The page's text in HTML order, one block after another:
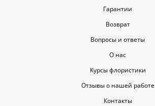
Гарантии
Возврат
Вопросы и ответы
О нас
Курсы флористики
Отзывы о нашей работе
Контакты